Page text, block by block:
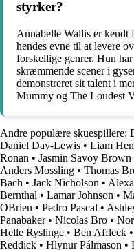
styrker?
Annabelle Wallis er kendt
hendes evne til at levere
forskellige genrer. Hun
skræmmende scener i
demonstreret sit talent i
Mummy og The Loudest
Andre populære skuespillere:
Daniel Day-Lewis • Liam
Ronan • Jasmin Savoy Brown
Anders Mossling • Thomas
Bach • Jack Nicholson •
Bernthal • Lamar Johnson •
OBrien • Pedro Pascal •
Panabaker• Nicolas Bro •
Helle Ryslinge • Ben Affleck •
Reddick • Hlynur Pálmason •